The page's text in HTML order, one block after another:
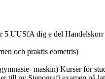
5 UUSfA dig e del
och praktis eometris)
maskin) Kurser för